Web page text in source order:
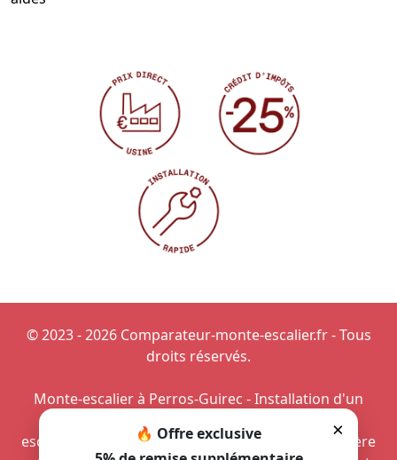
×
🔥 Offre exclusive
© 2023 - 2026 Comparateur-monte-escalier.fr - Tous
droits réservés.
Monte-escalier à Perros-Guirec -Installation d'un
escalier électrique- Monte-escalier pour grand-mère